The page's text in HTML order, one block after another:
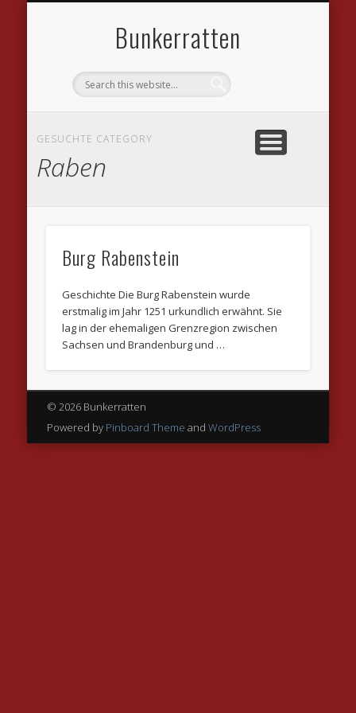
Bunkerratten
GESUCHTE CATEGORY
Raben
Burg Rabenstein
Geschichte Die Burg Rabenstein wurde
erstmalig im Jahr 1251 urkundlich erwähnt. Sie
lag in der ehemaligen Grenzregion zwischen
Sachsen und Brandenburg und …
© 2026 Bunkerratten
Powered by Pinboard Theme and WordPress